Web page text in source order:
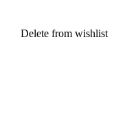
Delete from wishlist